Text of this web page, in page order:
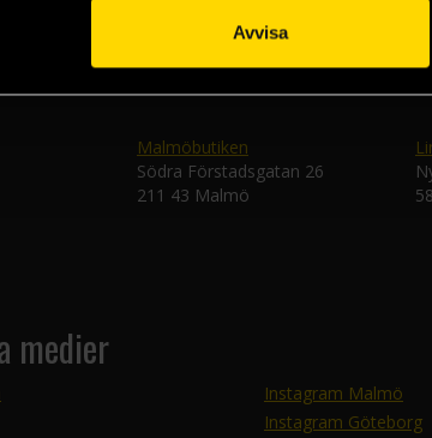
Avvisa
Malmöbutiken
Södra Förstadsgatan 26
211 43 Malmö
medier
Instagram Malmö
Instagram Göteborg